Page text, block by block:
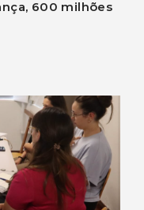
600 milhões